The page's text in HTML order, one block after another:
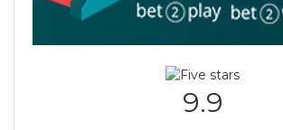
9.9